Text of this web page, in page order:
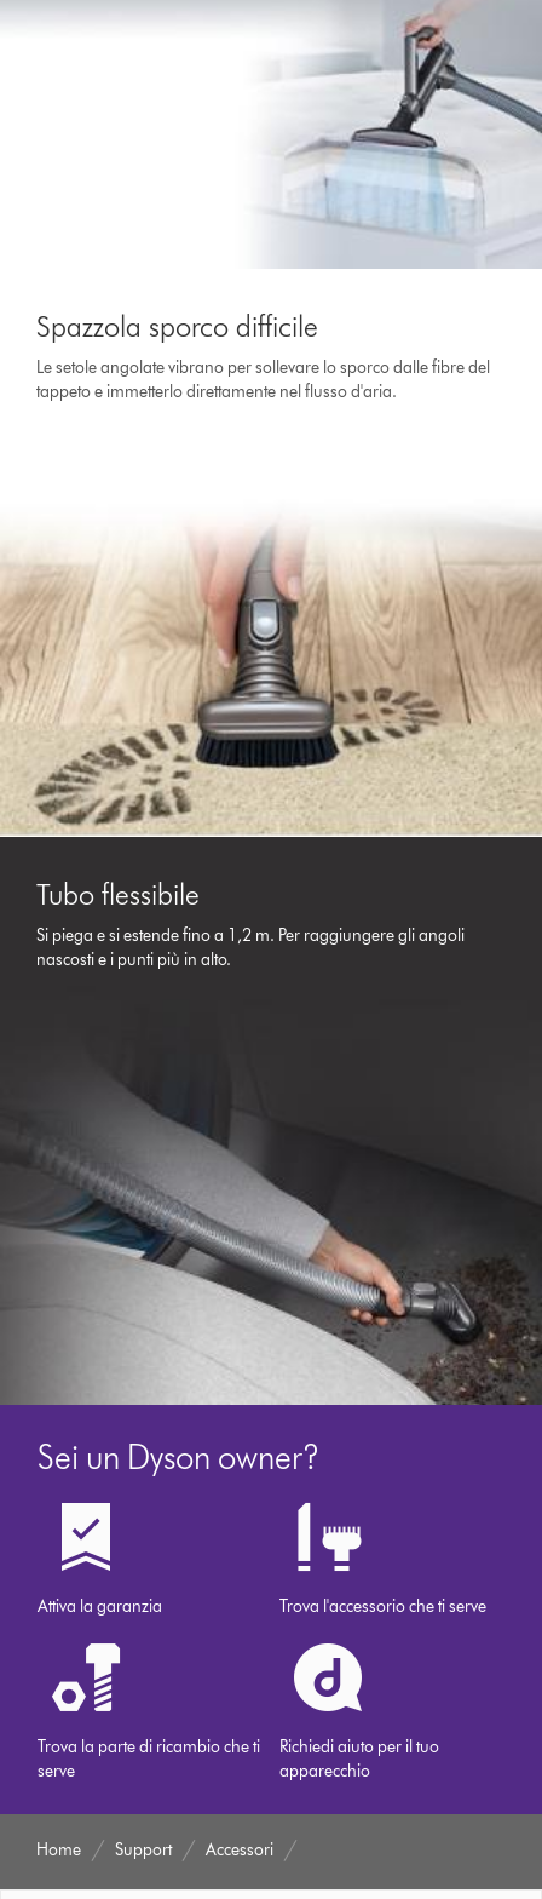
Spazzola sporco difficile
Le setole angolate vibrano per sollevare lo sporco dalle fibre del
tappeto e immetterlo direttamente nel flusso d'aria.
Tubo flessibile
Si piega e si estende fino a 1,2 m. Per raggiungere gli angoli
nascosti e i punti più in alto.
Sei un Dyson owner?
Attiva la garanzia Trova l'accessorio che ti serve
Trova la parte di ricambio che ti
serve
Richiedi aiuto per il tuo
apparecchio
Home Support Accessori